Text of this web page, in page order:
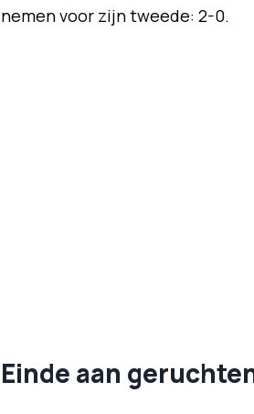
nemen voor zijn tweede: 2-0.
Einde aan